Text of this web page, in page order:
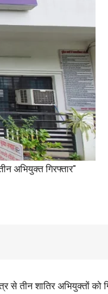
अभियुक्त गिरफ्तार"
से तीन शातिर अभियुक्तों को